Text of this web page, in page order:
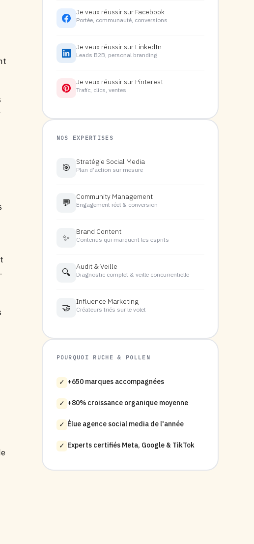
Je veux réussir sur Facebook
Portée, communauté, conversions
Je veux réussir sur LinkedIn
Leads B2B, personal branding
Je veux réussir sur Pinterest
Trafic, clics, ventes
NOS EXPERTISES
🎯
Stratégie Social Media
Plan d'action sur mesure
💬
Community Management
Engagement réel & conversion
✨
Brand Content
Contenus qui marquent les esprits
🔍
Audit & Veille
Diagnostic complet & veille concurrentielle
🤝
Influence Marketing
Créateurs triés sur le volet
POURQUOI RUCHE & POLLEN
✓ +650 marques accompagnées
✓ +80% croissance organique moyenne
✓ Élue agence social media de l'année
✓ Experts certifiés Meta, Google & TikTok